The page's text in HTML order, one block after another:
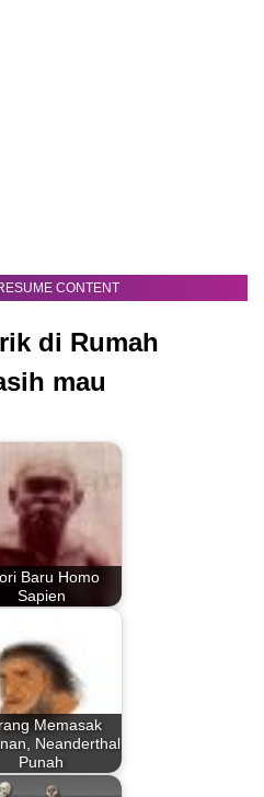
CONTENT
di Rumah
mau
Baru Homo
Sapien
Memasak
Neanderthal
Punah